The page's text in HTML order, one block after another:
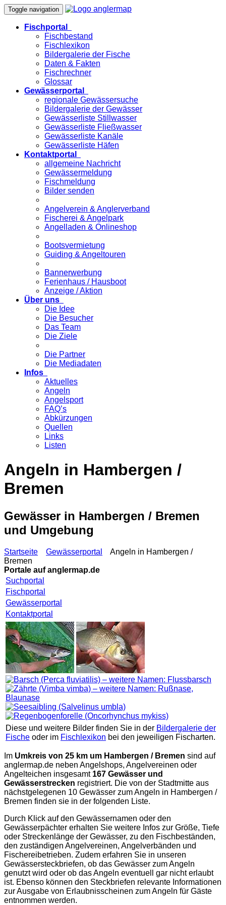
Toggle navigation
Fischportal
Fischbestand
Fischlexikon
Bildergalerie der Fische
Daten & Fakten
Fischrechner
Glossar
Gewässerportal
regionale Gewässersuche
Bildergalerie der Gewässer
Gewässerliste Stillwasser
Gewässerliste Fließwasser
Gewässerliste Kanäle
Gewässerliste Häfen
Kontaktportal
allgemeine Nachricht
Gewässermeldung
Fischmeldung
Bilder senden
Angelverein & Anglerverband
Fischerei & Angelpark
Angelladen & Onlineshop
Bootsvermietung
Guiding & Angeltouren
Bannerwerbung
Ferienhaus / Hausboot
Anzeige / Aktion
Über uns
Die Idee
Die Besucher
Das Team
Die Ziele
Die Partner
Die Mediadaten
Infos
Aktuelles
Angeln
Angelsport
FAQ’s
Abkürzungen
Quellen
Links
Listen
Angeln in Hambergen /
Bremen
Gewässer in Hambergen / Bremen
und Umgebung
Startseite Gewässerportal
Angeln in Hambergen /
Bremen
Portale aufanglermap.de
Suchportal
Fischportal
Gewässerportal
Kontaktportal
Diese und weitere Bilder finden Sie in der Bildergalerie der
Fische oder im Fischlexikon bei den jeweiligen Fischarten.
Im Umkreis von 25 km um Hambergen / Bremen sind auf
anglermap.de neben Angelshops, Angelvereinen oder
Angelteichen insgesamt 167 Gewässer und
Gewässerstrecken registriert. Die von der Stadtmitte aus
nächstgelegenen 10 Gewässer zum Angeln in Hambergen /
Bremen finden sie in der folgenden Liste.
Durch Klick auf den Gewässernamen oder den
Gewässerpächter erhalten Sie weitere Infos zur Größe, Tiefe
oder Streckenlänge der Gewässer, zu den Fischbeständen,
den zuständigen Angelvereinen, Angelverbänden und
Fischereibetrieben. Zudem erfahren Sie in unseren
Gewässersteckbriefen, ob das Gewässer zum Angeln
genutzt wird oder ob das Angeln eventuell gar nicht erlaubt
ist. Ebenso können den Steckbriefen relevante Informationen
zur Ausgabe von Erlaubnisscheinen zum Angeln für Gäste
entnommen werden.